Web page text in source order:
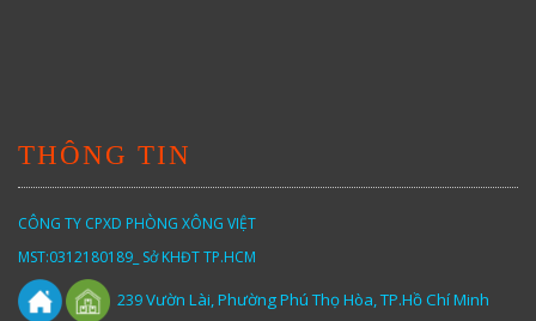
THÔNG TIN
CÔNG TY CPXD PHÒNG XÔNG VIỆT
MST:0312180189_ Sở KHĐT TP.HCM
239Vườn Lài,Phường Phú Thọ Hòa, TP.Hồ Chí Minh